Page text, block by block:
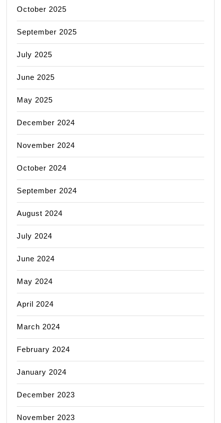
October 2025
September 2025
July 2025
June 2025
May 2025
December 2024
November 2024
October 2024
September 2024
August 2024
July 2024
June 2024
May 2024
April 2024
March 2024
February 2024
January 2024
December 2023
November 2023